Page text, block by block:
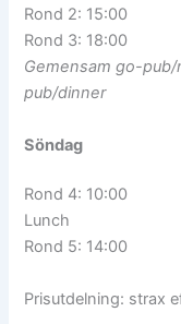
Rond 2: 15:00
Rond 3: 18:00
Gemensam go-
pub/dinner
Söndag
Rond 4: 10:00
Lunch
Rond 5: 14:00
Prisutdelning: strax